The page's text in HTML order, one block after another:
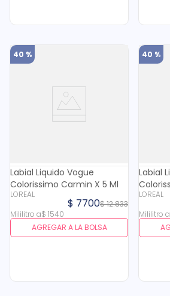
40 %
Labial Liquido Vogue
Colorissimo Carmin X 5 Ml
LOREAL
$12.833
$ 7700
Mililitro a$ 1540
AGREGAR A LA BOLSA
40 %
Labial
LOREAL
Mililitro a